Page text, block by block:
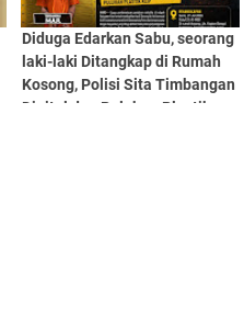
Diduga Edarkan Sabu, seorang
laki-laki Ditangkap di Rumah
Kosong, Polisi Sita Timbangan
Digital dan Puluhan Plastik